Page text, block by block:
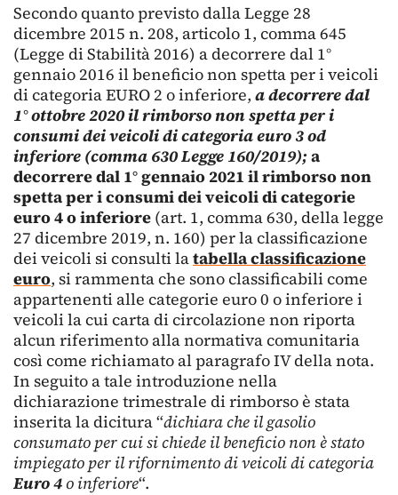
Secondo quanto previsto dalla Legge 28
dicembre 2015 n. 208, articolo 1, comma 645
(Legge di Stabilità 2016) a decorrere dal 1°
gennaio 2016 il beneficio non spetta per i veicoli
di categoria EURO 2 o inferiore, a decorrere dal
1° ottobre 2020 il rimborso non spetta per i
consumi dei veicoli di categoria euro 3 od
inferiore (comma 630 Legge 160/2019); a
decorrere dal 1° gennaio 2021 il rimborso non
spetta per i consumi dei veicoli di categorie
euro 4 o inferiore (art. 1, comma 630, della legge
27 dicembre 2019, n. 160) per la classificazione
dei veicoli si consulti latabella classificazione
euro, si rammenta che sono classificabili come
appartenenti alle categorie euro 0 o inferiore i
veicoli la cui carta di circolazione non riporta
alcun riferimento alla normativa comunitaria
così come richiamato al paragrafo IV della nota.
In seguito a tale introduzione nella
dichiarazione trimestrale di rimborso è stata
inserita la dicitura “dichiara che il gasolio
consumato per cui si chiede il beneficio non è stato
impiegato per il rifornimento di veicoli di categoria
Euro 4o inferiore“.